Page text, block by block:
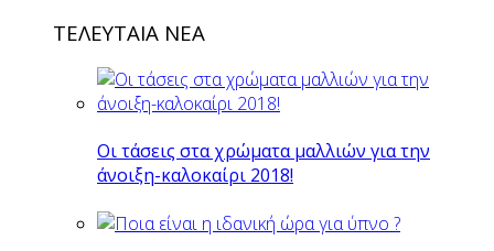
ΤΕΛΕΥΤΑΙΑ ΝΕΑ
Οι τάσεις στα χρώματα μαλλιών για την
άνοιξη-καλοκαίρι 2018!